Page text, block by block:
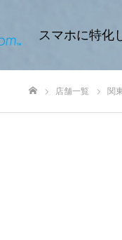
スマホに特化
店舗一覧 関